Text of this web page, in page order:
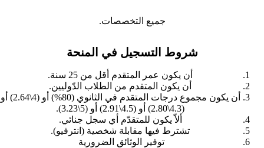
جميع التخصصات.
شروط التسجيل في المنحة
أن يكون عمر المتقدم أقل من 25 سنة.
أن يكون المتقدم من الطلاب الدّوليين.
أن يكون مجموع درجات المتقدم في الثانوي (80%) أو (4\2.64) أو
(4.3\2.80) أو (4.5\2.91) أو (5\3.23).
ألاّ يكون للمتقدّم أي سجل جنائي.
تشترط فيها مقابلة شخصية (انترفيو).
توفير الوثائق الضرورية